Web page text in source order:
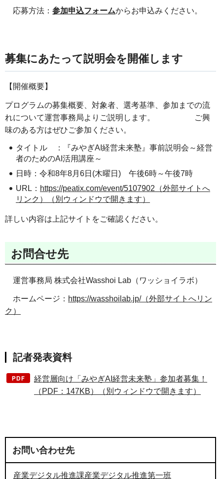
応募方法： 参加申込フォームからお申込みください。
募集にあたって説明会を開催します
【開催概要】
プログラムの募集概要、対象者、選考基準、参加までの流
れについて運営事務局よりご説明します。 ご興
味のある方はぜひご参加ください。
タイトル ：『みやぎAI経営未来塾』事前説明会～経営
者のためのAI活用講座～
日時：令和8年8月6日(木曜日) 午後6時～午後7時
URL： https://peatix.com/event/5107902（外部サイトへ
リンク）（別ウィンドウで開きます）
詳しい内容は上記サイトをご確認ください。
お問合せ先
運営事務局 株式会社Wasshoi Lab（ワッショイラボ）
ホームページ： https://wasshoilab.jp/（外部サイトへリン
ク）
記者発表資料
経営層向け「みやぎAI経営未来塾」参加者募集！
（PDF：147KB）（別ウィンドウで開きます）
お問い合わせ先
産業デジタル推進課産業デジタル推進第一班